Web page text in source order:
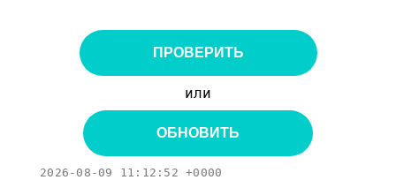
ПРОВЕРИТЬ
или
ОБНОВИТЬ
2026-08-09 11:12:52 +0000